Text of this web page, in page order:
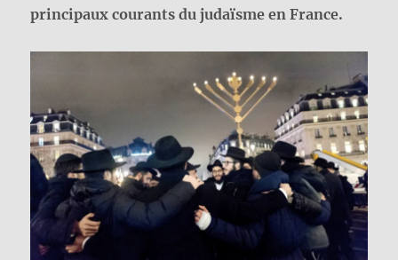
principaux courants du judaïsme en France.